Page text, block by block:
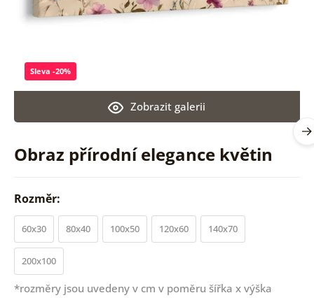
Obraz přírodní elegance květin
Zobrazit galerii
Sleva -20%
Rozměr:
60x30 80x40 100x50 120x60 140x70
200x100
*rozměry jsou uvedeny v cm v poměru šířka x výška